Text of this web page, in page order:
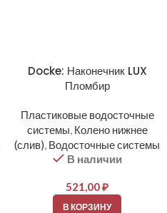
Docke: Наконечник LUX
Пломбир
Пластиковые водосточные
системы Колено нижнее
(слив) Водосточные системы
В наличии
521,00₽
В КОРЗИНУ